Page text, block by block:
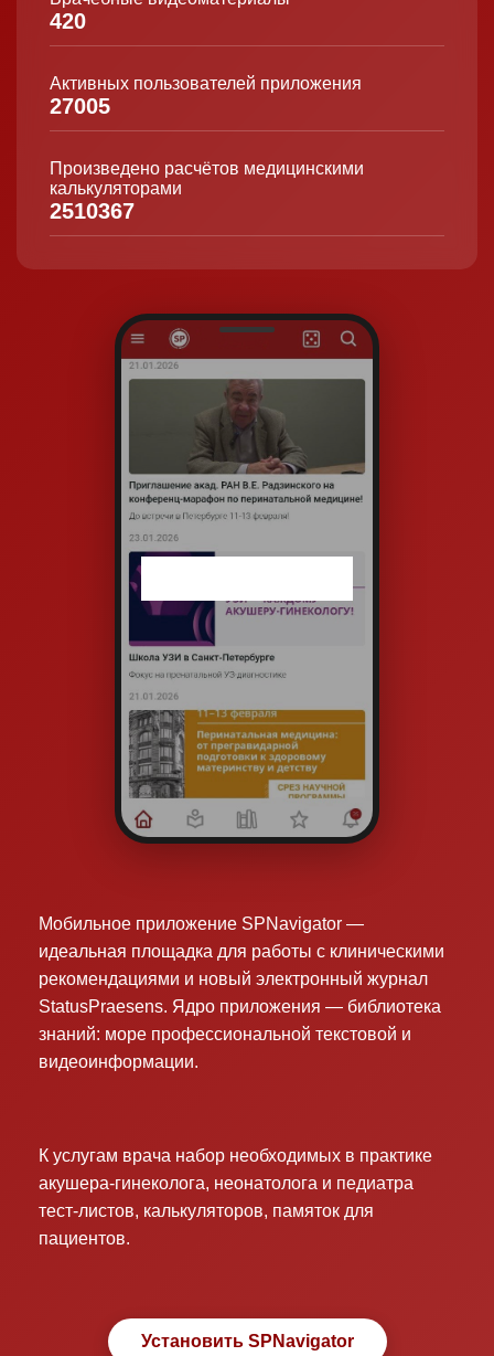
420
Активных пользователей приложения
27005
Произведено расчётов медицинскими
калькуляторами
2510367
Мобильное приложение SPNavigator —
идеальная площадка для работы с клиническими
рекомендациями и новый электронный журнал
StatusPraesens. Ядро приложения — библиотека
знаний: море профессиональной текстовой и
видеоинформации.
К услугам врача набор необходимых в практике
акушера-гинеколога, неонатолога и педиатра
тест-листов, калькуляторов, памяток для
пациентов.
Установить SPNavigator